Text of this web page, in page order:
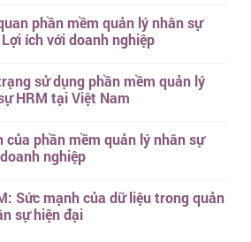
phần mềm quản lý nhân sự
ích với doanh nghiệp
sử dụng phần mềm quản lý
HRM tại Việt Nam
của phần mềm quản lý nhân sự
nghiệp
Sức mạnh của dữ liệu trong quản
sự hiện đại